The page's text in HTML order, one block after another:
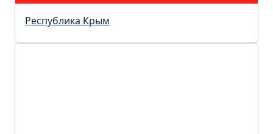
Республика Крым